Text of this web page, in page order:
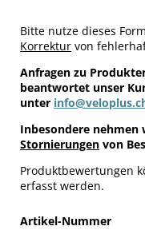
Bitte nutze dieses
Korrektur von
Anfragen zu
beantwortet unser
unter
Inbesondere nehmen
Stornierungen von
Produktbewertungen
erfasst werden.
Artikel-Nummer